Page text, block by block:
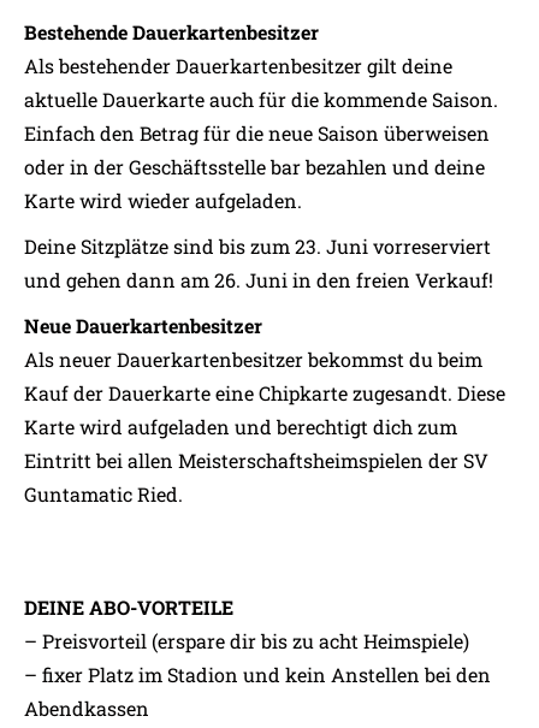
Bestehende Dauerkartenbesitzer
Als bestehender Dauerkartenbesitzer gilt deine
aktuelle Dauerkarte auch für die kommende Saison.
Einfach den Betrag für die neue Saison überweisen
oder in der Geschäftsstelle bar bezahlen und deine
Karte wird wieder aufgeladen.
Deine Sitzplätze sind bis zum 23. Juni vorreserviert
und gehen dann am 26. Juni in den freien Verkauf!
Neue Dauerkartenbesitzer
Als neuer Dauerkartenbesitzer bekommst du beim
Kauf der Dauerkarte eine Chipkarte zugesandt. Diese
Karte wird aufgeladen und berechtigt dich zum
Eintritt bei allen Meisterschaftsheimspielen der SV
Guntamatic Ried.
DEINE ABO-VORTEILE
– Preisvorteil (erspare dir bis zu acht Heimspiele)
– fixer Platz im Stadion und kein Anstellen bei den
Abendkassen